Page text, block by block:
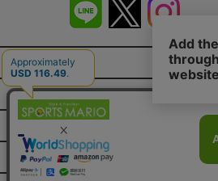
商品レビュー
会社概要（HP）
特定商取引法に基づく表示